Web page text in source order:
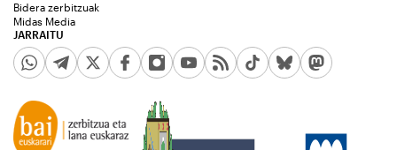
JARRAITU
Bidera zerbitzuak
Midas Media